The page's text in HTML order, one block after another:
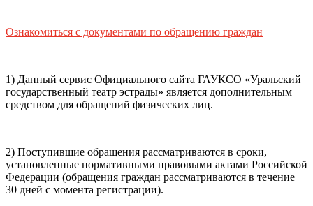
мобильный номер телефона
Способ оплаты
Банковская карта
карта
правила возвратабилетов, а такжеправила посещения
театра.
Я ознакомлен(-а) сПолитикой ГАУКСО
«УГТЭ» в отношении обработки персональных данных
(политикой конфиденциальности)
своё согласие на обработку своих персональных данных
Ознакомиться с документами по обращению граждан
1) Данный сервис Официального сайта ГАУКСО «Уральский
государственный театр эстрады» является дополнительным
средством для обращений физических лиц.
2) Поступившие обращения рассматриваются в сроки,
установленные нормативными правовыми актами Российской
Федерации (обращения граждан рассматриваются в течение
30 дней с момента регистрации).